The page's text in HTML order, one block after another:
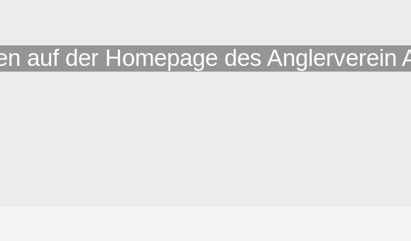
auf der Homepage des Anglerverein